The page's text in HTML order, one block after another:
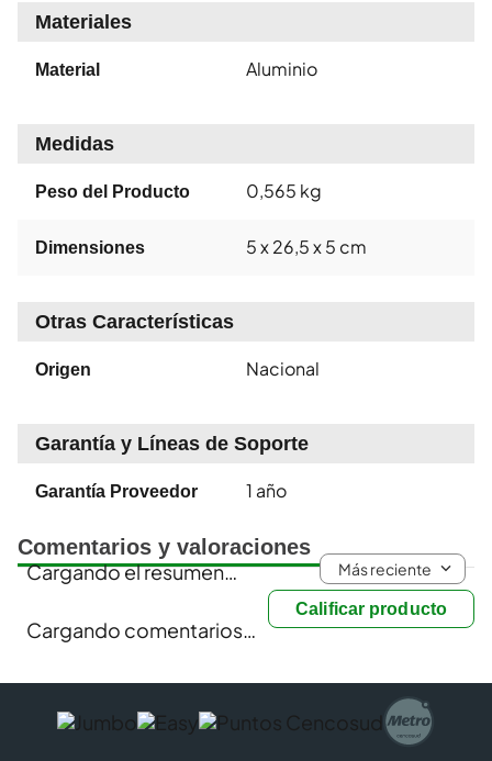
Materiales
Material Aluminio
Medidas
Peso del Producto 0,565 kg
Dimensiones 5 x 26,5 x 5 cm
Otras Características
Origen Nacional
Garantía y Líneas de Soporte
Garantía Proveedor 1 año
Comentarios y valoraciones
Calificar producto
Cargando el resumen… Más reciente
Cargando comentarios…